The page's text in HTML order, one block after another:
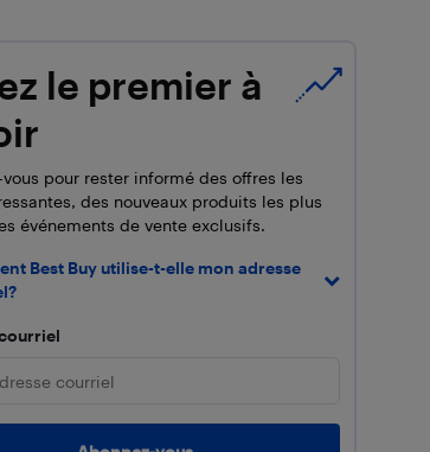
le premier à
pour rester informé des offres les
des nouveaux produits les plus
événements de vente exclusifs.
Best Buy utilise-t-elle mon adresse